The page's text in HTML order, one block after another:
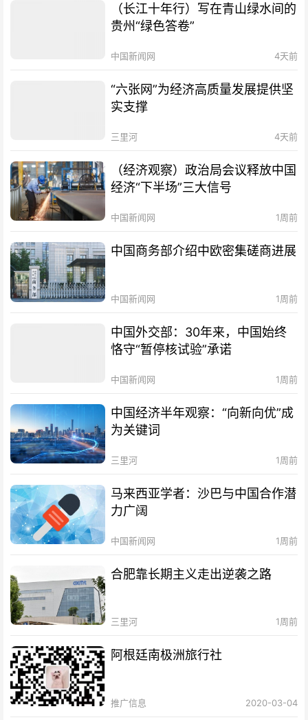
（长江十年行）写在青山绿水间的
贵州“绿色答卷”
中国新闻网 4天前
“六张网”为经济高质量发展提供坚
实支撑
三里河 4天前
（经济观察）政治局会议释放中国
经济“下半场”三大信号
中国新闻网 1周前
中国商务部介绍中欧密集磋商进展
中国新闻网 1周前
中国外交部：30年来，中国始终
恪守“暂停核试验”承诺
中国新闻网 1周前
中国经济半年观察：“向新向优”成
为关键词
三里河 1周前
马来西亚学者：沙巴与中国合作潜
力广阔
中国新闻网 1周前
合肥靠长期主义走出逆袭之路
三里河 1周前
阿根廷南极洲旅行社
推广信息 2020-03-04